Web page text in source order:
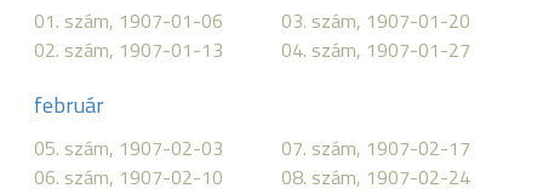
01. szám, 1907-01-06
02. szám, 1907-01-13
03. szám, 1907-01-20
04. szám, 1907-01-27
február
05. szám, 1907-02-03
06. szám, 1907-02-10
07. szám, 1907-02-17
08. szám, 1907-02-24